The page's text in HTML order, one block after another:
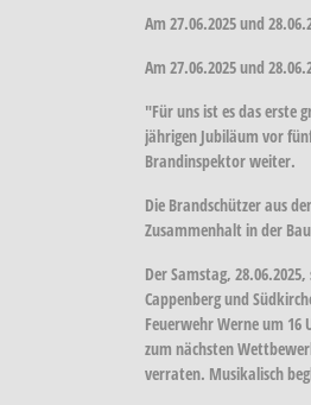
Am 27.06.2025 und
Am 27.06.2025 und
"Für uns ist es das erste
jährigen Jubiläum vor
Brandinspektor weiter.
Die Brandschützer aus
Zusammenhalt in der
Der Samstag,
Cappenberg und
Feuerwehr Werne um 16
zum nächsten
verraten. Musikalisch